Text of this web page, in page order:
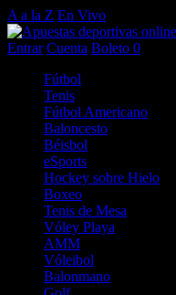
A a la Z En Vivo
Entrar Cuenta Boleto 0
Fútbol
Tenis
Fútbol Americano
Baloncesto
Béisbol
eSports
Hockey sobre Hielo
Boxeo
Tenis de Mesa
Vóley Playa
AMM
Vóleibol
Balonmano